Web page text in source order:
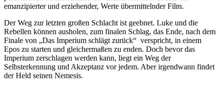
emanzipierter und erziehender, Werte übermittelnder Film.
Der Weg zur letzten großen Schlacht ist geebnet. Luke und die
Rebellen können ausholen, zum finalen Schlag, das Ende, nach dem
Finale von „Das Imperium schlägt zurück“ verspricht, in einem
Epos zu starten und gleichermaßen zu enden. Doch bevor das
Imperium zerschlagen werden kann, liegt ein Weg der
Selbsterkennung und Akzeptanz vor jedem. Aber irgendwann findet
der Held seinen Nemesis.